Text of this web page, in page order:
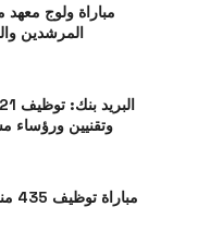
مباراة ولوج
المرشدين
وتقنيين ورؤساء